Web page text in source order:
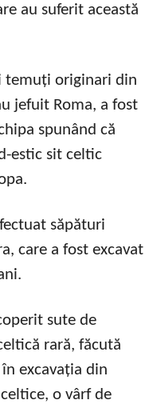
au suferit această
temuți originari din
jefuit Roma, a fost
spunând că
estic sit celtic
săpături
care a fost excavat
sute de
rară, făcută
excavația din
o vârf de